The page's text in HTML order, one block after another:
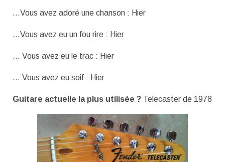
…Vous avez adoré une chanson : Hier
…Vous avez eu un fou rire : Hier
… Vous avez eu le trac : Hier
… Vous avez eu soif : Hier
Guitare actuelle la plus utilisée ? Telecaster de 1978